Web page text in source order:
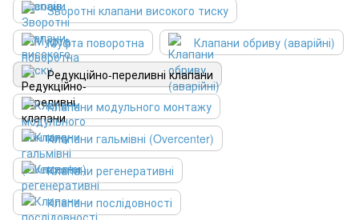
Зворотні клапани високого тиску
Муфта поворотна
Клапани обриву (аварійні)
Редукційно-переливні клапани
Клапани модульного монтажу
Клапани гальмівні (Overcenter)
Клапани регенеративні
Клапани послідовності